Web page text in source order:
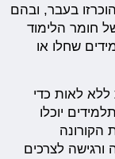
בעבר, ובהם
חומר הלימוד
שחלו או
ללא לאות כדי
יוכלו
הקורונה
ורגישה לצרכים